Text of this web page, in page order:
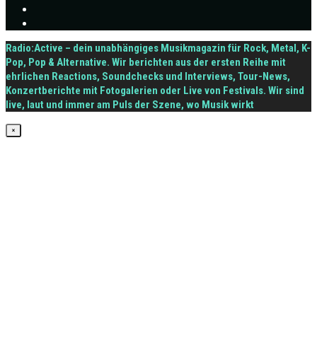
Radio:Active – dein unabhängiges Musikmagazin für Rock, Metal, K-
Pop, Pop & Alternative. Wir berichten aus der ersten Reihe mit
ehrlichen Reactions, Soundchecks und Interviews, Tour-News,
Konzertberichte mit Fotogalerien oder Live von Festivals. Wir sind
live, laut und immer am Puls der Szene, wo Musik wirkt
×